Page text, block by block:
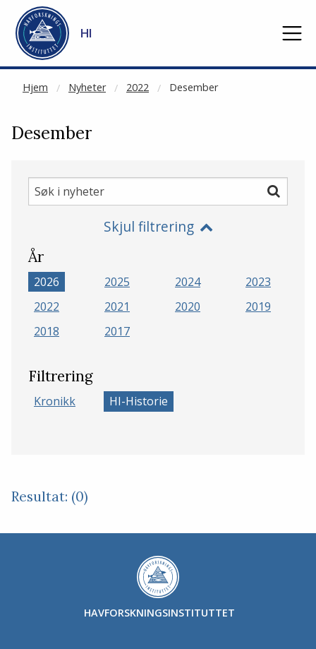
Gå til hovedinnhold
HI
Hjem Nyheter 2022 Desember
NOT CACHED
Desember
Søk
i
Søk
Skjul filtrering
År
2026 2025 2024
2023
2022
2021 2020
2019
2018
2017
Filtrering
Kronikk HI-Historie
Resultat: (0)
HAVFORSKNINGSINSTITUTTET